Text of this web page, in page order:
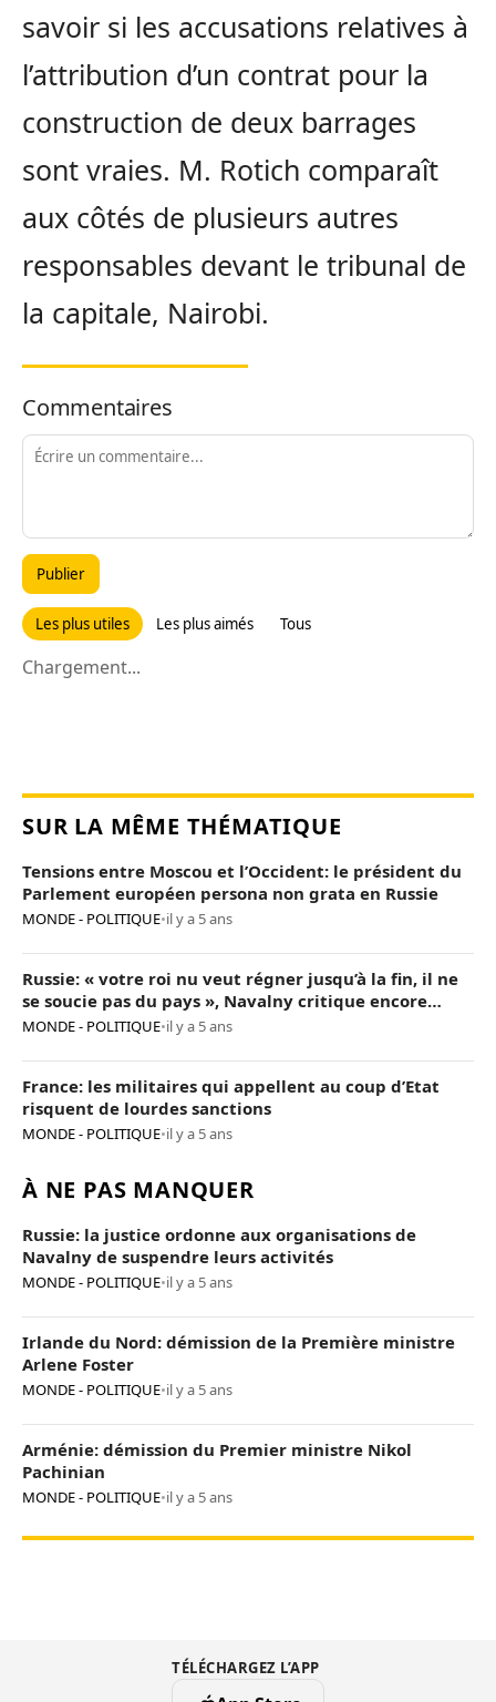
savoir si les accusations relatives à
l’attribution d’un contrat pour la
construction de deux barrages
sont vraies. M. Rotich comparaît
aux côtés de plusieurs autres
responsables devant le tribunal de
la capitale, Nairobi.
Commentaires
Publier
Les plus utiles Les plus aimés Tous
Chargement...
SUR LA MÊME THÉMATIQUE
Tensions entre Moscou et l’Occident: le président du
Parlement européen persona non grata en Russie
MONDE - POLITIQUE•il y a 5 ans
Russie: « votre roi nu veut régner jusqu’à la fin, il ne
se soucie pas du pays », Navalny critique encore
Poutine
MONDE - POLITIQUE•il y a 5 ans
France: les militaires qui appellent au coup d’Etat
risquent de lourdes sanctions
MONDE - POLITIQUE•il y a 5 ans
À NE PAS MANQUER
Russie: la justice ordonne aux organisations de
Navalny de suspendre leurs activités
MONDE - POLITIQUE•il y a 5 ans
Irlande du Nord: démission de la Première ministre
Arlene Foster
MONDE - POLITIQUE•il y a 5 ans
Arménie: démission du Premier ministre Nikol
Pachinian
MONDE - POLITIQUE•il y a 5 ans
TÉLÉCHARGEZ L’APP